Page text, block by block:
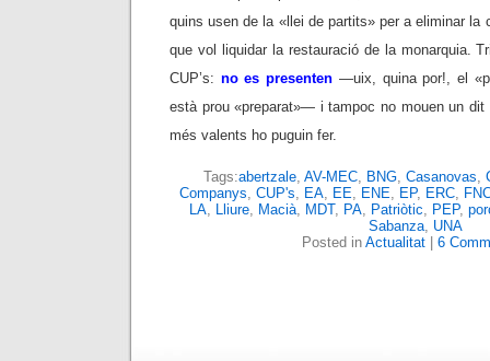
quins usen de la «llei de partits» per a eliminar la
que vol liquidar la restauració de la monarquia.
CUP’s: no es presenten —uix, quina por!, el
està prou «preparat»— i tampoc no mouen un dit
més valents ho puguin fer.
Tags:abertzale, AV-MEC, BNG, Casanovas,
Companys, CUP's, EA, EE, ENE, EP, ERC,
LA, Lliure, Macià, MDT, PA, Patriòtic, PEP,
Sabanza, UNA
Posted in Actualitat| 6